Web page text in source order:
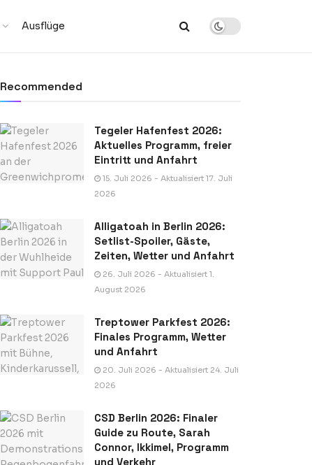
Ausflüge
Recommended
Tegeler Hafenfest 2026:
Aktuelles Programm, freier
Eintritt und Anfahrt
15. Juli 2026 - Aktualisiert 17. Juli
2026
Alligatoah in Berlin 2026:
Setlist-Spoiler, Gäste,
Zeiten, Wetter und Anfahrt
26. Juli 2026 - Aktualisiert 1.
August 2026
Treptower Parkfest 2026:
Finales Programm, Wetter
und Anfahrt
20. Juli 2026 - Aktualisiert 24. Juli
2026
CSD Berlin 2026: Finaler
Guide zu Route, Sarah
Connor, Ikkimel, Programm
und Verkehr